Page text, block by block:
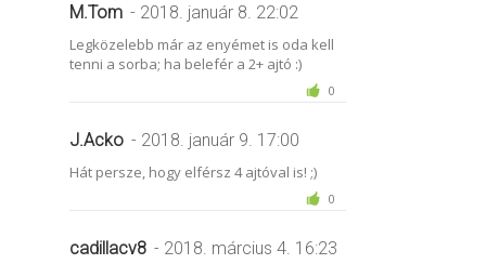
M.Tom - 2018. január 8. 22:02
Legközelebb már az enyémet is oda kell
tenni a sorba; ha belefér a 2+ ajtó :)
0
J.Acko - 2018. január 9. 17:00
Hát persze, hogy elférsz 4 ajtóval is! ;)
0
cadillacv8 - 2018. március 4. 16:23